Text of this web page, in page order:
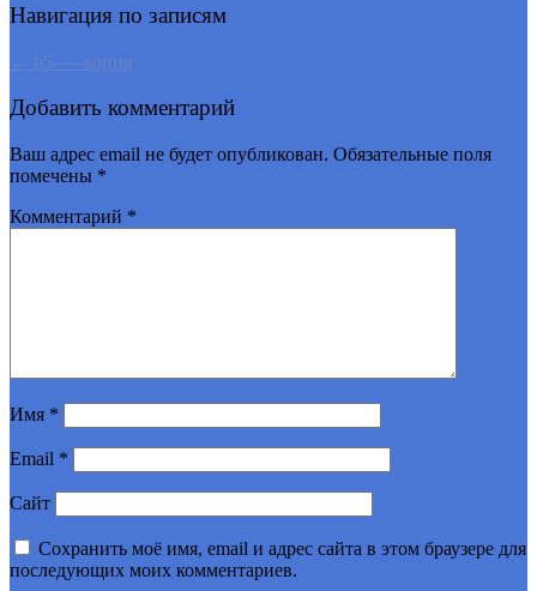
Навигация по записям
← b5-—-копия
Добавить комментарий
Ваш адрес email не будет опубликован. Обязательные поля
помечены *
Комментарий *
Имя *
Email *
Сайт
Сохранить моё имя, email и адрес сайта в этом браузере для
последующих моих комментариев.